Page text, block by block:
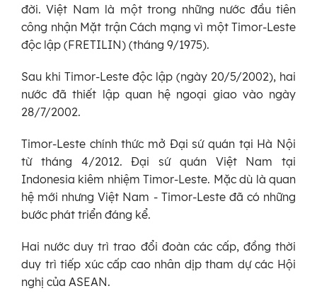
đời. Việt Nam là một trong những nước đầu tiên
công nhận Mặt trận Cách mạng vì một Timor-Leste
độc lập (FRETILIN) (tháng 9/1975).
Sau khi Timor-Leste độc lập (ngày 20/5/2002), hai
nước đã thiết lập quan hệ ngoại giao vào ngày
28/7/2002.
Timor-Leste chính thức mở Đại sứ quán tại Hà Nội
từ tháng 4/2012. Đại sứ quán Việt Nam tại
Indonesia kiêm nhiệm Timor-Leste. Mặc dù là quan
hệ mới nhưng Việt Nam - Timor-Leste đã có những
bước phát triển đáng kể.
Hai nước duy trì trao đổi đoàn các cấp, đồng thời
duy trì tiếp xúc cấp cao nhân dịp tham dự các Hội
nghị của ASEAN.